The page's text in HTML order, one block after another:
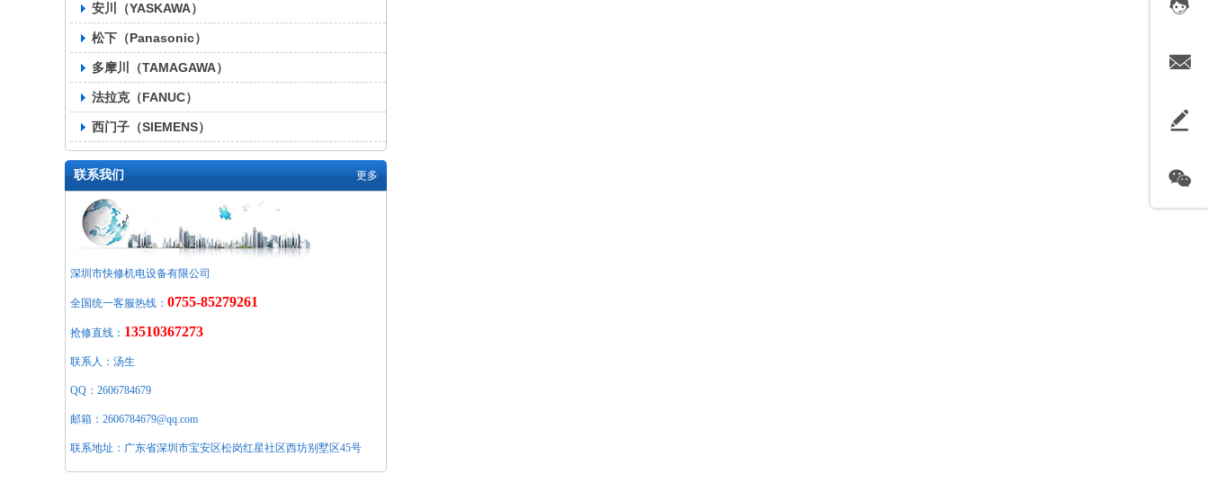
安川（YASKAWA）
松下（Panasonic）
多摩川（TAMAGAWA）
法拉克（FANUC）
西门子（SIEMENS）
联系我们 更多
深圳市快修机电设备有限公司
全国统一客服热线： 0755-85279261
抢修直线： 13510367273
联系人：汤生
QQ：2606784679
邮箱：2606784679@qq.com
联系地址：广东省深圳市宝安区松岗红星社区西坊别墅区45号